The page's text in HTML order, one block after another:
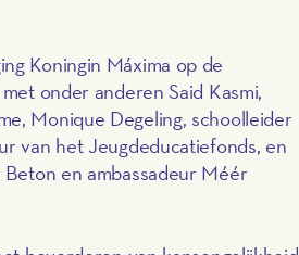
Koningin Máxima op de
onder anderen Said Kasmi,
Monique Degeling, schoolleider
van het Jeugdeducatiefonds, en
en ambassadeur Méér